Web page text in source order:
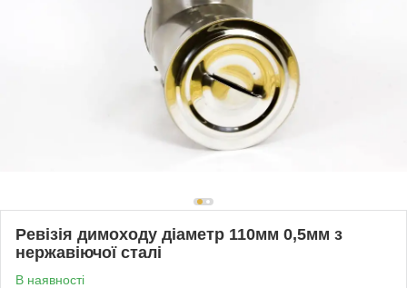
Ревізія димоходу діаметр 110мм 0,5мм з
нержавіючої сталі
В наявності